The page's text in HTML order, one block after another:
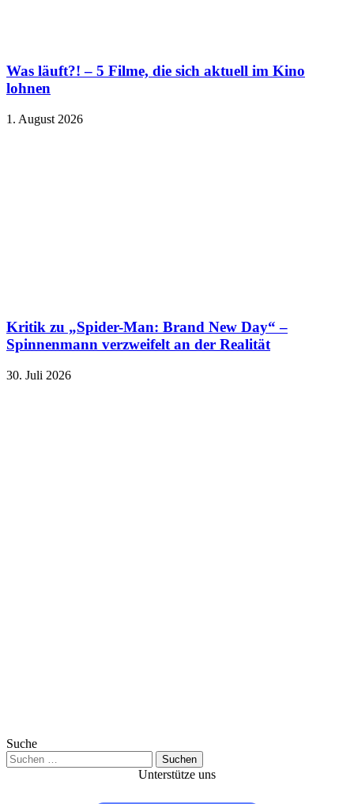
Was läuft?! – 5 Filme, die sich aktuell im Kino
lohnen
1. August 2026
Kritik zu „Spider-Man: Brand New Day“ –
Spinnenmann verzweifelt an der Realität
30. Juli 2026
Suche
Suchen
nach:
Unterstütze uns